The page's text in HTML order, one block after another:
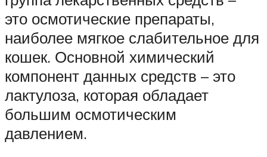
это осмотические препараты,
наиболее мягкое слабительное для
кошек. Основной химический
компонент данных средств – это
лактулоза, которая обладает
большим осмотическим
давлением.